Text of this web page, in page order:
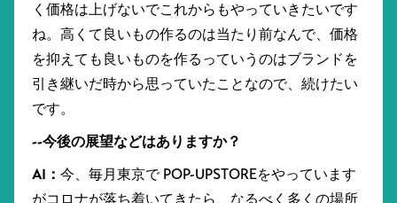
く価格は上げないでこれからもやっていきたいです
ね。高くて良いもの作るのは当たり前なんで、価格
を抑えても良いものを作るっていうのはブランドを
引き継いだ時から思っていたことなので、続けたい
です。
--今後の展望などはありますか？
AI： 今、毎月東京で POP-UPSTOREをやっています
がコロナが落ち着いてきたら、なるべく多くの場所